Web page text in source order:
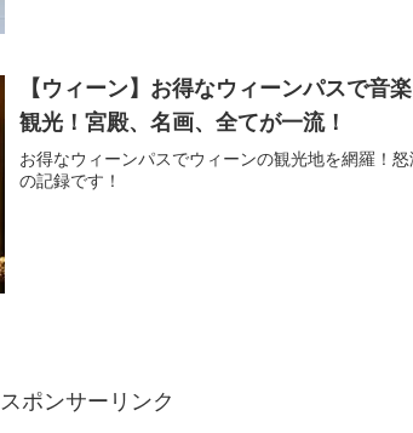
【ウィーン】お得なウィーンパスで音
観光！宮殿、名画、全てが一流！
お得なウィーンパスでウィーンの観光地を網羅！
の記録です！
スポンサーリンク